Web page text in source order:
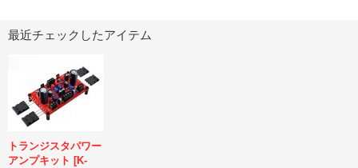
最近チェックしたアイテム
トランジスタパワー
アンプキット [K-